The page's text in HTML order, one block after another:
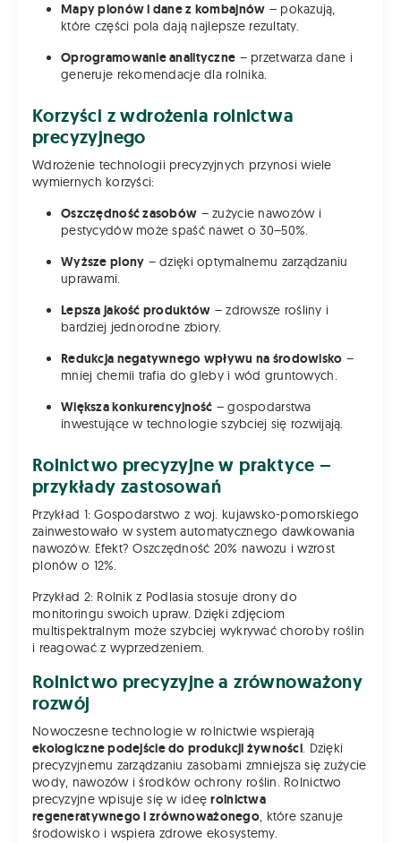
Mapy plonów i dane z kombajnów – pokazują,
które części pola dają najlepsze rezultaty.
Oprogramowanie analityczne – przetwarza dane i
generuje rekomendacje dla rolnika.
Korzyści z wdrożenia rolnictwa
precyzyjnego
Wdrożenie technologii precyzyjnych przynosi wiele
wymiernych korzyści:
Oszczędność zasobów – zużycie nawozów i
pestycydów może spaść nawet o 30–50%.
Wyższe plony – dzięki optymalnemu zarządzaniu
uprawami.
Lepsza jakość produktów – zdrowsze rośliny i
bardziej jednorodne zbiory.
Redukcja negatywnego wpływu na środowisko –
mniej chemii trafia do gleby i wód gruntowych.
Większa konkurencyjność – gospodarstwa
inwestujące w technologie szybciej się rozwijają.
Rolnictwo precyzyjne w praktyce –
przykłady zastosowań
Przykład 1: Gospodarstwo z woj. kujawsko-pomorskiego
zainwestowało w system automatycznego dawkowania
nawozów. Efekt? Oszczędność 20% nawozu i wzrost
plonów o 12%.
Przykład 2: Rolnik z Podlasia stosuje drony do
monitoringu swoich upraw. Dzięki zdjęciom
multispektralnym może szybciej wykrywać choroby roślin
i reagować z wyprzedzeniem.
Rolnictwo precyzyjne a zrównoważony
rozwój
Nowoczesne technologie w rolnictwie wspierają
ekologiczne podejście do produkcji żywności. Dzięki
precyzyjnemu zarządzaniu zasobami zmniejsza się zużycie
wody, nawozów i środków ochrony roślin. Rolnictwo
precyzyjne wpisuje się w ideęrolnictwa
regeneratywnego i zrównoważonego, które szanuje
środowisko i wspiera zdrowe ekosystemy.